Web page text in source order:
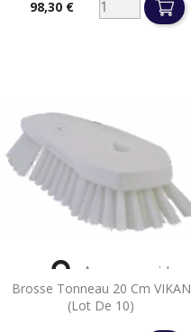
98,30 €
Brosse Tonneau 20 Cm VIKAN
(lot De 10)
 Aperçu rapide